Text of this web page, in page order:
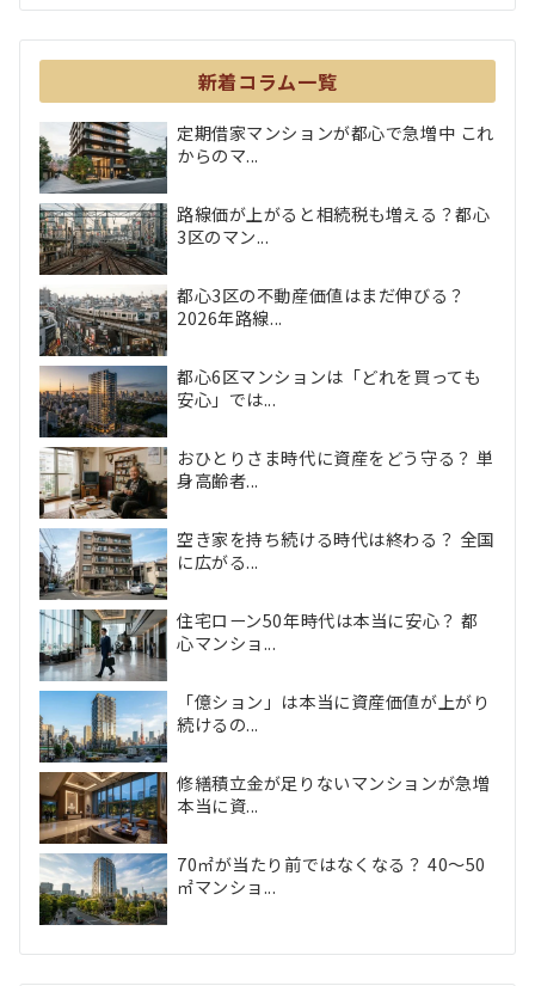
新着コラム一覧
定期借家マンションが都心で急増中 これ
からのマ...
路線価が上がると相続税も増える？都心
3区のマン...
都心3区の不動産価値はまだ伸びる？
2026年路線...
都心6区マンションは「どれを買っても
安心」では...
おひとりさま時代に資産をどう守る？ 単
身高齢者...
空き家を持ち続ける時代は終わる？ 全国
に広がる...
住宅ローン50年時代は本当に安心？ 都
心マンショ...
「億ション」は本当に資産価値が上がり
続けるの...
修繕積立金が足りないマンションが急増
本当に資...
70㎡が当たり前ではなくなる？ 40〜50
㎡マンショ...